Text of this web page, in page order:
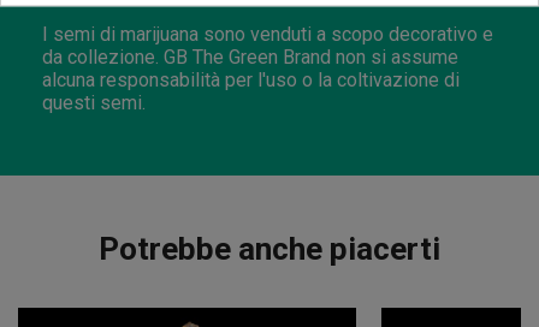
I semi di marijuana sono venduti a scopo decorativo e
da collezione. GB The Green Brand non si assume
alcuna responsabilità per l'uso o la coltivazione di
questi semi.
Potrebbe anche piacerti